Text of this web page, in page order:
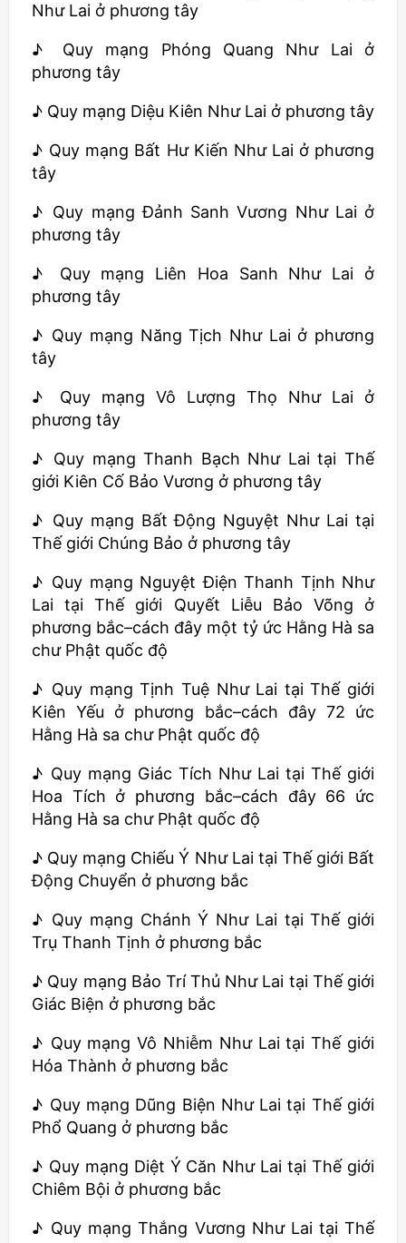
Như Lai ở phương tây
♪ Quy mạng Phóng Quang Như Lai ở
phương tây
♪ Quy mạng Diệu Kiên Như Lai ở phương tây
♪ Quy mạng Bất Hư Kiến Như Lai ở phương
tây
♪ Quy mạng Đảnh Sanh Vương Như Lai ở
phương tây
♪ Quy mạng Liên Hoa Sanh Như Lai ở
phương tây
♪ Quy mạng Năng Tịch Như Lai ở phương
tây
♪ Quy mạng Vô Lượng Thọ Như Lai ở
phương tây
♪ Quy mạng Thanh Bạch Như Lai tại Thế
giới Kiên Cố Bảo Vương ở phương tây
♪ Quy mạng Bất Động Nguyệt Như Lai tại
Thế giới Chúng Bảo ở phương tây
♪ Quy mạng Nguyệt Điện Thanh Tịnh Như
Lai tại Thế giới Quyết Liễu Bảo Võng ở
phương bắc–cách đây một tỷ ức Hằng Hà sa
chư Phật quốc độ
♪ Quy mạng Tịnh Tuệ Như Lai tại Thế giới
Kiên Yếu ở phương bắc–cách đây 72 ức
Hằng Hà sa chư Phật quốc độ
♪ Quy mạng Giác Tích Như Lai tại Thế giới
Hoa Tích ở phương bắc–cách đây 66 ức
Hằng Hà sa chư Phật quốc độ
♪ Quy mạng Chiếu Ý Như Lai tại Thế giới Bất
Động Chuyển ở phương bắc
♪ Quy mạng Chánh Ý Như Lai tại Thế giới
Trụ Thanh Tịnh ở phương bắc
♪ Quy mạng Bảo Trí Thủ Như Lai tại Thế giới
Giác Biện ở phương bắc
♪ Quy mạng Vô Nhiễm Như Lai tại Thế giới
Hóa Thành ở phương bắc
♪ Quy mạng Dũng Biện Như Lai tại Thế giới
Phổ Quang ở phương bắc
♪ Quy mạng Diệt Ý Căn Như Lai tại Thế giới
Chiêm Bội ở phương bắc
♪ Quy mạng Thắng Vương Như Lai tại Thế